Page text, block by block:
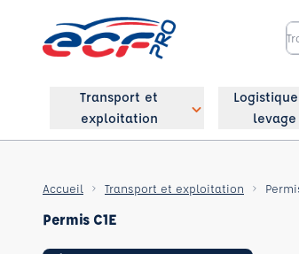
Transport et
exploitation
levage
Accueil Transport et exploitation
Permis C1E